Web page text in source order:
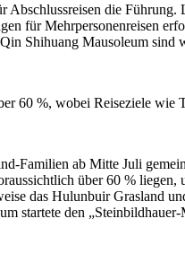
die
für Mehrpersonenreisen
Shihuang Mausoleum sind
60 %, wobei Reiseziele wie
Familien ab Mitte Juli
über 60 % liegen,
das Hulunbuir Grasland
startete den